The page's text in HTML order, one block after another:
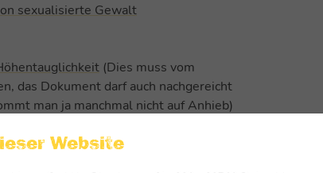
sexualisierte Gewalt
(Dies muss vom
das Dokument darf auch nachgereicht
man ja manchmal nicht auf Anhieb)
bereits eins hast, darf dies nicht älter
Du eins, dann kannst Du dies mit dem
Website